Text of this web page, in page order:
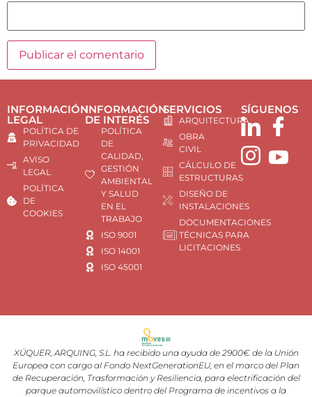
INFORMACIÓN
LEGAL
POLÍTICA DE
PRIVACIDAD
AVISO
LEGAL
POLÍTICA
DE
COOKIES
INFORMACIÓN
DE INTERÉS
POLÍTICA
DE
CALIDAD,
GESTIÓN
AMBIENTAL
Y SALUD
EN EL
TRABAJO
ISO 9001
ISO 14001
ISO 45001
SERVICIOS
ARQUITECTURA
OBRA
CIVIL
CÁLCULO DE
ESTRUCTURAS
DISEÑO DE
INSTALACIONES
DOCUMENTACIONES
TÉCNICAS PARA
LICITACIONES
SÍGUENOS
XÚQUER, ARQUING, S.L. ha recibido una ayuda de 2900€ de la Unión
Europea con cargo al Fondo NextGenerationEU, en el marco del Plan
de Recuperación, Trasformación y Resiliencia, para electrificación del
parque automovilístico dentro del Programa de incentivos a la